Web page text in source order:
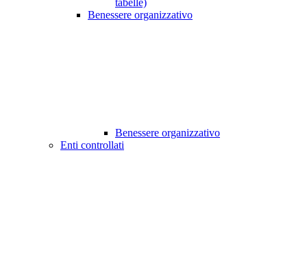
tabelle)
Benessere organizzativo
Benessere organizzativo
Enti controllati